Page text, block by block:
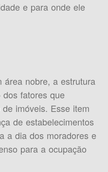
e para onde ele
área nobre, a estrutura
fatores que
imóveis. Esse item
de estabelecimentos
a dia dos moradores e
para a ocupação